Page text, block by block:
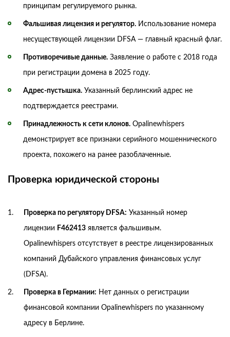
принципам регулируемого рынка.
Фальшивая лицензия и регулятор. Использование номера
несуществующей лицензии DFSA — главный красный флаг.
Противоречивые данные. Заявление о работе с 2018 года
при регистрации домена в 2025 году.
Адрес-пустышка. Указанный берлинский адрес не
подтверждается реестрами.
Принадлежность к сети клонов. Opalinewhispers
демонстрирует все признаки серийного мошеннического
проекта, похожего на ранее разоблаченные.
Проверка юридической стороны
Проверка по регулятору DFSA: Указанный номер
лицензии F462413 является фальшивым.
Opalinewhispers отсутствует в реестре лицензированных
компаний Дубайского управления финансовых услуг
(DFSA).
Проверка в Германии: Нет данных о регистрации
финансовой компании Opalinewhispers по указанному
адресу в Берлине.